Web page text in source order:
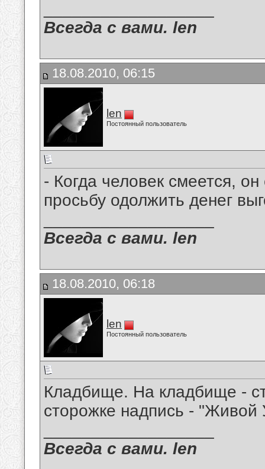
Всегда с вами. len
18.08.2010, 06:15
len
Постоянный пользователь
- Когда человек смеется,
просьбу одолжить денег
Всегда с вами. len
18.08.2010, 06:18
len
Постоянный пользователь
Кладбище. На кладбище -
сторожке надпись - "Живой
Всегда с вами. len